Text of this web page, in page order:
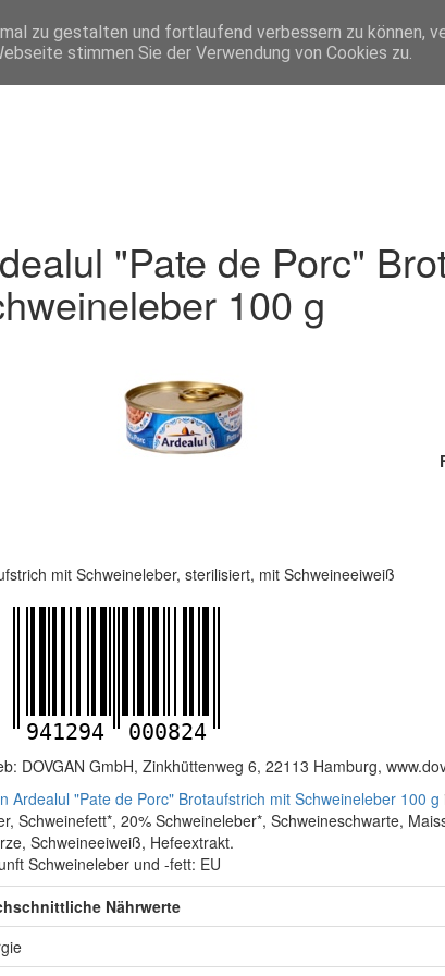
"Pate de Porc"
100 g
mit Schweineleber, sterilisiert, mit Schweineeiweiß
941294 000824
DOVGAN GmbH, Zinkhüttenweg 6, 22113 Hamburg,
Ardealul "Pate de Porc" Brotaufstrich mit Schweineleber 100 g
Schweinefett*, 20% Schweineleber*, Schweineschwarte,
Schweineeiweiß, Hefeextrakt.
Schweineleber und -fett: EU
Nährwerte
zu gestalten und fortlaufend verbessern zu können,
stimmen Sie der Verwendung von Cookies zu.